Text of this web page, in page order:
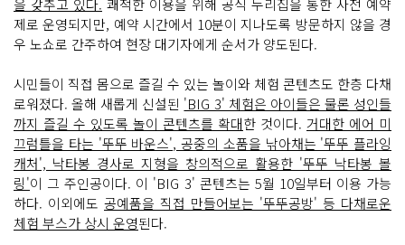
이 보
이
는 다
리 난
에
는 삼
각
형 모
양
의 노
란
색 텐
트
들
이 일
렬
로 설
을 갖추고 있다. 쾌적한 이용을 위해 공식 누리집을 통한 사전 예약
제로 운영되지만, 예약 시간에서 10분이 지나도록 방문하지 않을 경
우 노쇼로 간주하여 현장 대기자에게 순서가 양도된다.
시민들이 직접 몸으로 즐길 수 있는 놀이와 체험 콘텐츠도 한층 다채
로워졌다. 올해 새롭게 신설된 'BIG 3' 체험은 아이들은 물론 성인들
까지 즐길 수 있도록 놀이 콘텐츠를 확대한 것이다. 거대한 에어 미
끄럼틀을 타는 '뚜뚜 바운스', 공중의 소품을 낚아채는 '뚜뚜 플라잉
캐처', 낙타봉 경사로 지형을 창의적으로 활용한 '뚜뚜 낙타봉 볼
링'이 그 주인공이다. 이 'BIG 3' 콘텐츠는 5월 10일부터 이용 가능
하다. 이외에도 공예품을 직접 만들어보는 '뚜뚜공방' 등 다채로운
체험 부스가 상시 운영된다.